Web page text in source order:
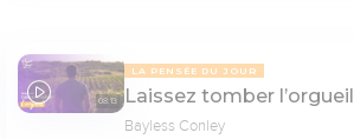
08:13
LA PENSÉE DU JOUR
Laissez tomber l’orgueil
Bayless Conley